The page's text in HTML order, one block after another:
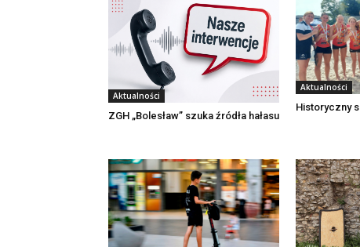
Aktualności
ZGH „Bolesław” szuka źródła hałasu
Aktualności
Historyczny